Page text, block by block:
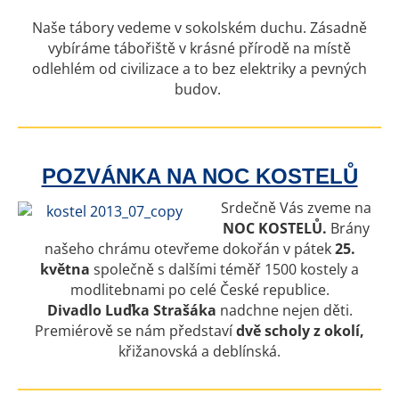
Naše tábory vedeme v sokolském duchu. Zásadně
vybíráme tábořiště v krásné přírodě na místě
odlehlém od civilizace a to bez elektriky a pevných
budov.
POZVÁNKA NA NOC KOSTELŮ
Srdečně Vás zveme na
NOC KOSTELŮ. Brány
našeho chrámu otevřeme dokořán v pátek25.
května společně s dalšími téměř 1500 kostely a
modlitebnami po celé České republice.
Divadlo Luďka Strašáka nadchne nejen děti.
Premiérově se nám představídvě scholy z okolí,
křižanovská a deblínská.